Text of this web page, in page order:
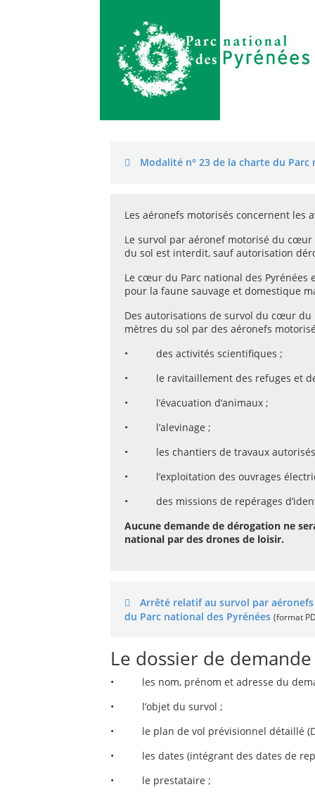
Modalité n° 23 de la charte du
Les aéronefs motorisés concernent les
Le survol par aéronef motorisé du cœur
du sol est interdit, sauf autorisation
Le cœur du Parc national des
pour la faune sauvage et domestique
Des autorisations de survol du cœur
mètres du sol par des aéronefs
• des activités scientifiques ;
• le ravitaillement des refuges et
• l’évacuation d’animaux ;
• l’alevinage ;
• les chantiers de travaux
• l’exploitation des ouvrages
• des missions de repérages
Aucune demande de dérogation ne
national par des drones de loisir.
Arrêté relatif au survol par
du Parc national des Pyrénées (format
Le dossier de
• les nom, prénom et adresse du
• l’objet du survol ;
• le plan de vol prévisionnel détaillé
• les dates (intégrant des dates de
• le prestataire ;